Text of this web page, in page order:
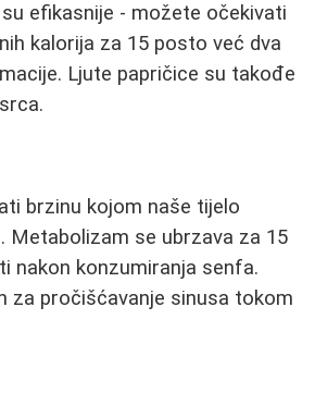
efikasnije - možete očekivati
kalorija za 15 posto već dva
Ljute papričice su takođe
brzinu kojom naše tijelo
Metabolizam se ubrzava za 15
nakon konzumiranja senfa.
za pročišćavanje sinusa tokom